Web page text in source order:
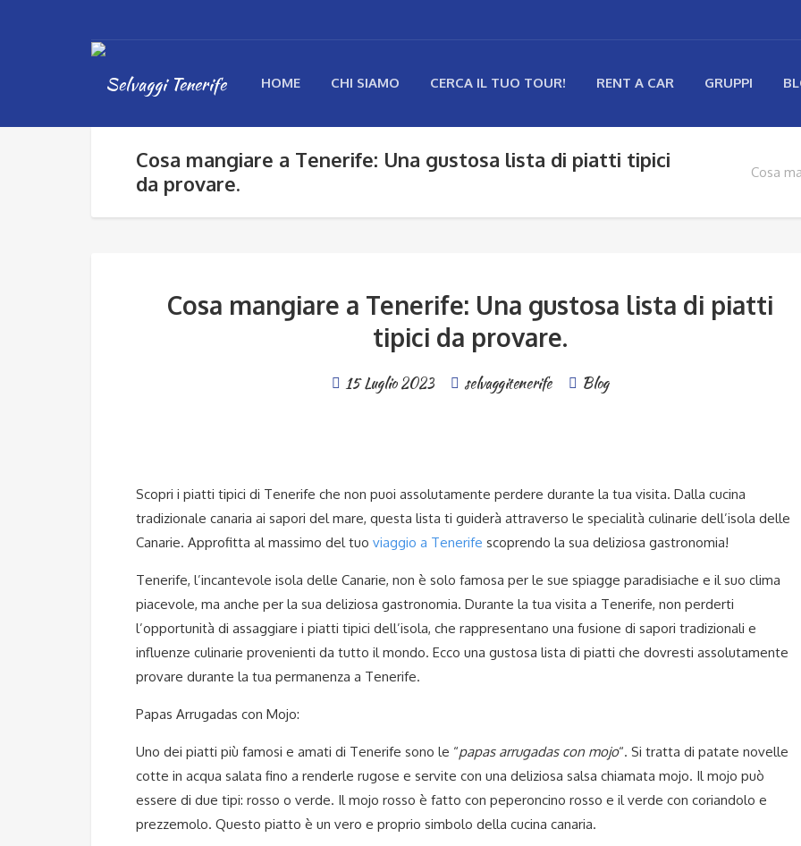
HOME CHI SIAMO CERCA IL TUO TOUR! RENT A CAR GRUPPI
Cosa mangiare a Tenerife: Una gustosa lista di piatti tipici
da provare.
Cosa
Cosa mangiare a Tenerife: Una gustosa lista di piatti
tipici da provare.
15 Luglio 2023 selvaggitenerife Blog
Scopri i piatti tipici di Tenerife che non puoi assolutamente perdere durante la tua visita. Dalla cucina
tradizionale canaria ai sapori del mare, questa lista ti guiderà attraverso le specialità culinarie dell’isola delle
Canarie. Approfitta al massimo del tuo viaggio a Tenerife scoprendo la sua deliziosa gastronomia!
Tenerife, l’incantevole isola delle Canarie, non è solo famosa per le sue spiagge paradisiache e il suo clima
piacevole, ma anche per la sua deliziosa gastronomia. Durante la tua visita a Tenerife, non perderti
l’opportunità di assaggiare i piatti tipici dell’isola, che rappresentano una fusione di sapori tradizionali e
influenze culinarie provenienti da tutto il mondo. Ecco una gustosa lista di piatti che dovresti assolutamente
provare durante la tua permanenza a Tenerife.
Papas Arrugadas con Mojo:
Uno dei piatti più famosi e amati di Tenerife sono le “papas arrugadas con mojo“. Si tratta di patate novelle
cotte in acqua salata fino a renderle rugose e servite con una deliziosa salsa chiamata mojo. Il mojo può
essere di due tipi: rosso o verde. Il mojo rosso è fatto con peperoncino rosso e il verde con coriandolo e
prezzemolo. Questo piatto è un vero e proprio simbolo della cucina canaria.